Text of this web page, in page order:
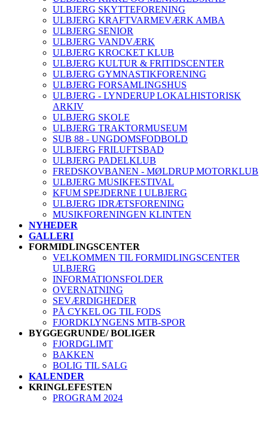
ULBJERG SKYTTEFORENING
ULBJERG KRAFTVARMEVÆRK AMBA
ULBJERG SENIOR
ULBJERG VANDVÆRK
ULBJERG KROCKET KLUB
ULBJERG KULTUR & FRITIDSCENTER
ULBJERG GYMNASTIKFORENING
ULBJERG FORSAMLINGSHUS
ULBJERG - LYNDERUP LOKALHISTORISK
ARKIV
ULBJERG SKOLE
ULBJERG TRAKTORMUSEUM
SUB 88 - UNGDOMSFODBOLD
ULBJERG FRILUFTSBAD
ULBJERG PADELKLUB
FREDSKOVBANEN - MØLDRUP MOTORKLUB
ULBJERG MUSIKFESTIVAL
KFUM SPEJDERNE I ULBJERG
ULBJERG IDRÆTSFORENING
MUSIKFORENINGEN KLINTEN
NYHEDER
GALLERI
FORMIDLINGSCENTER
VELKOMMEN TIL FORMIDLINGSCENTER
ULBJERG
INFORMATIONSFOLDER
OVERNATNING
SEVÆRDIGHEDER
PÅ CYKEL OG TIL FODS
FJORDKLYNGENS MTB-SPOR
BYGGEGRUNDE/ BOLIGER
FJORDGLIMT
BAKKEN
BOLIG TIL SALG
KALENDER
KRINGLEFESTEN
PROGRAM 2024